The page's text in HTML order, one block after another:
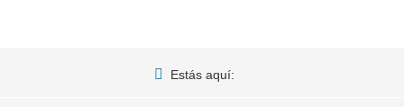
Estás aquí: